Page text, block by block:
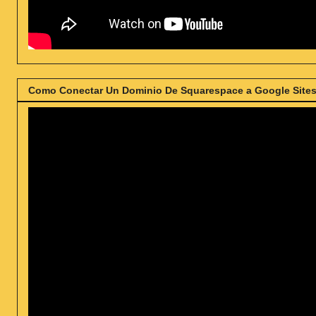
Como Conectar Un Dominio De Squarespace a Google